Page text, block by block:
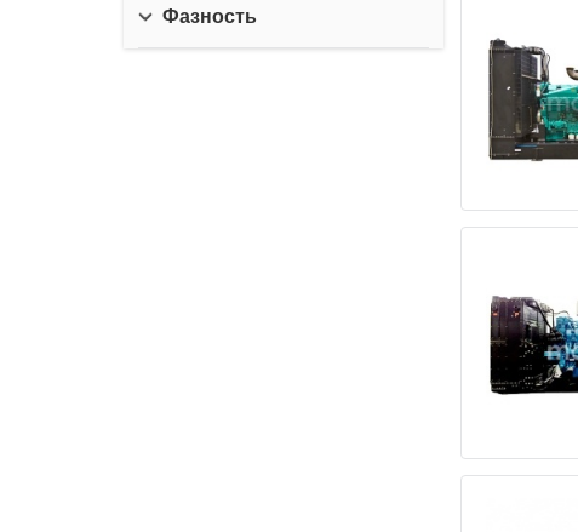
Фазность